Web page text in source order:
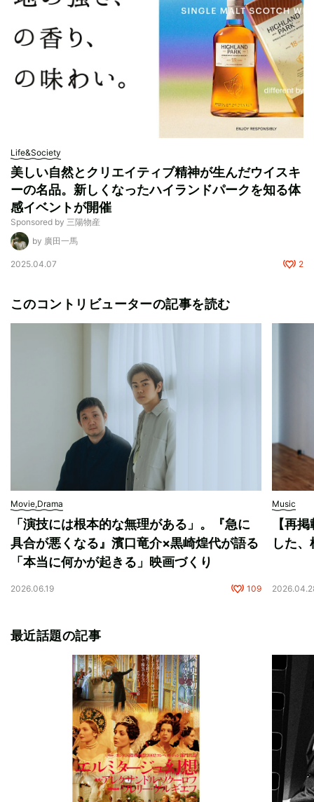
Life&Society
美しい自然とクリエイティブ精神が生んだウイスキ
ーの名品。新しくなったハイランドパークを知る体
感イベントが開催
Sponsored by 三陽物産
by 廣田一馬
2025.04.07 2
このコントリビューターの記事を読む
Movie,Drama
「演技には根本的な無理がある」。『急に
具合が悪くなる』濱口竜介×黒崎煌代が語る
「本当に何かが起きる」映画づくり
2026.06.19 109
Music
【再
した
最近話題の記事